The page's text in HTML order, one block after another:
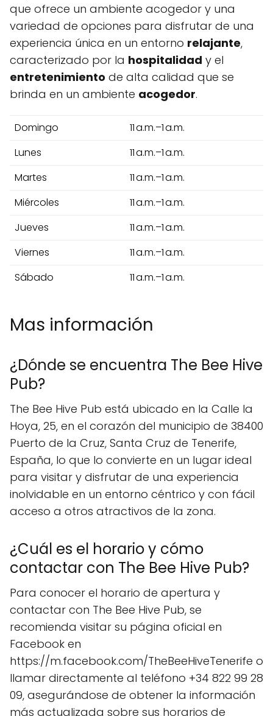
que ofrece un ambiente acogedor y una
variedad de opciones para disfrutar de una
experiencia única en un entorno relajante,
caracterizado por la hospitalidad y el
entretenimiento de alta calidad que se
brinda en un ambiente acogedor.
Domingo
11 a.m.–1 a.m.
Lunes
11 a.m.–1 a.m.
Martes
11 a.m.–1 a.m.
Miércoles
11 a.m.–1 a.m.
Jueves
11 a.m.–1 a.m.
Viernes
11 a.m.–1 a.m.
Sábado
11 a.m.–1 a.m.
Mas información
¿Dónde se encuentra The Bee Hive
Pub?
The Bee Hive Pub está ubicado en la Calle la
Hoya, 25, en el corazón del municipio de 38400
Puerto de la Cruz, Santa Cruz de Tenerife,
España, lo que lo convierte en un lugar ideal
para visitar y disfrutar de una experiencia
inolvidable en un entorno céntrico y con fácil
acceso a otros atractivos de la zona.
¿Cuál es el horario y cómo
contactar con The Bee Hive Pub?
Para conocer el horario de apertura y
contactar con The Bee Hive Pub, se
recomienda visitar su página oficial en
Facebook en
https://m.facebook.com/TheBeeHiveTenerife o
llamar directamente al teléfono +34 822 99 28
09, asegurándose de obtener la información
más actualizada sobre sus horarios de